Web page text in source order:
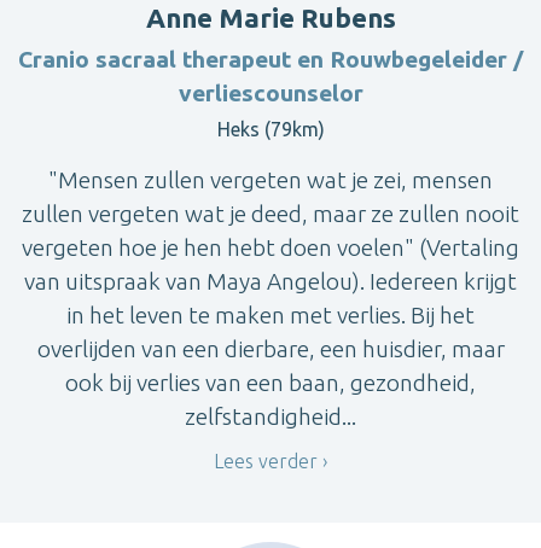
Anne Marie Rubens
Cranio sacraal therapeut en Rouwbegeleider /
verliescounselor
Heks (79km)
"Mensen zullen vergeten wat je zei, mensen
zullen vergeten wat je deed, maar ze zullen nooit
vergeten hoe je hen hebt doen voelen" (Vertaling
van uitspraak van Maya Angelou). Iedereen krijgt
in het leven te maken met verlies. Bij het
overlijden van een dierbare, een huisdier, maar
ook bij verlies van een baan, gezondheid,
zelfstandigheid...
Lees verder